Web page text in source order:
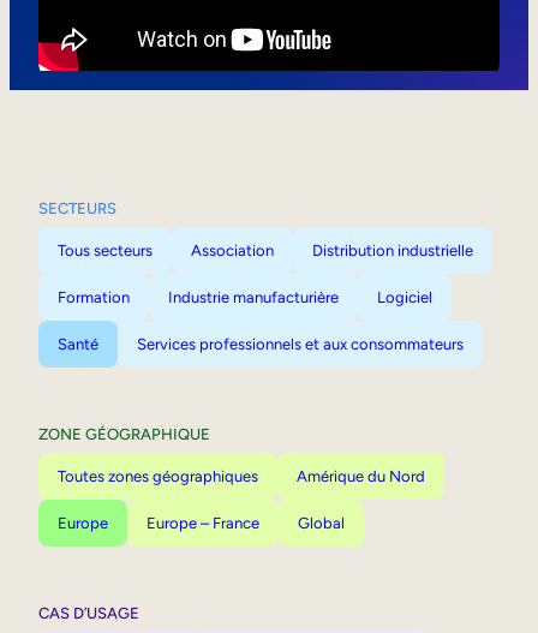
SECTEURS
Tous secteurs Association Distribution industrielle
Formation Industrie manufacturière Logiciel
Santé Services professionnels et aux consommateurs
ZONE GÉOGRAPHIQUE
Toutes zones géographiques Amérique du Nord
Europe Europe – France Global
CAS D’USAGE